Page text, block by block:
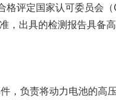
评定国家认可委员会
出具的检测报告具备高
，负责将动力电池的高